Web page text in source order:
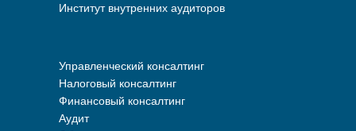
Институт внутренних аудиторов
Управленческий консалтинг
Налоговый консалтинг
Финансовый консалтинг
Аудит